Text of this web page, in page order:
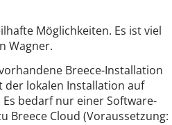
Möglichkeiten. Es ist viel
Wagner.
Breece-Installation
der lokalen Installation auf
bedarf nur einer Software-
Breece Cloud (Voraussetzung: